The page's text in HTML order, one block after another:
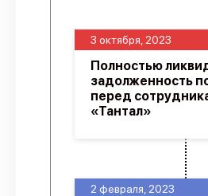
2 февраля, 2023
3 октября, 2023
Полностью
задолженность
перед
«Тантал»